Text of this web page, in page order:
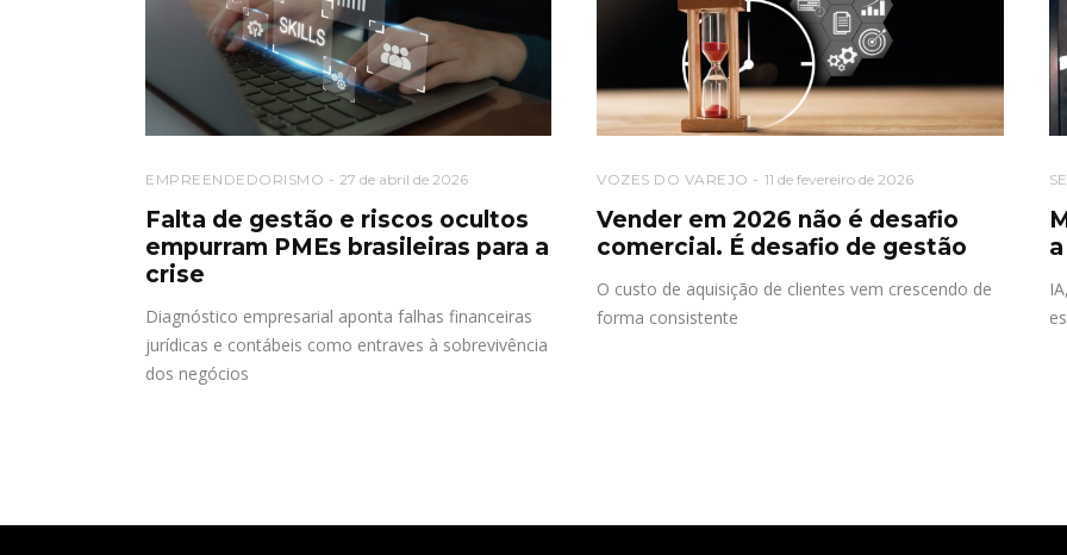
EMPREENDEDORISMO 27 de abril de 2026
Falta de gestão e riscos ocultos
empurram PMEs brasileiras para a
crise
Diagnóstico empresarial aponta falhas financeiras
jurídicas e contábeis como entraves à sobrevivência
dos negócios
VOZES DO VAREJO 11 de fevereiro de 2026
Vender em 2026 não é desafio
comercial. É desafio de gestão
O custo de aquisição de clientes vem crescendo de
forma consistente